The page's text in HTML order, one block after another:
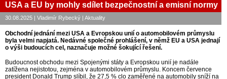
USA a EU by mohly sdílet bezpečnostní a emisní normy
30.08.2025 | Vladimír Rybecký | Aktuality
Obchodní jednání mezi USA a Evropskou unií o automobilovém průmyslu
byla velmi napjatá. Nedávné společné prohlášení, v němž EU a USA jednají
o výši budoucích cel, naznačuje možné šokující řešení.
Budoucnost obchodu mezi Spojenými státy a Evropskou unií je nadále
zatížena nejistotou, zejména v automobilovém průmyslu. Koncem července
president Donald Trump slíbil, že 27,5 % clo zaměřené na automobily sníží na